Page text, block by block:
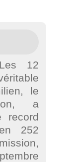
12
le
a
record
252